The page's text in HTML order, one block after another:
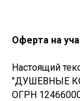
Оферта на
Настоящий
"ДУШЕВНЫЕ
ОГРН